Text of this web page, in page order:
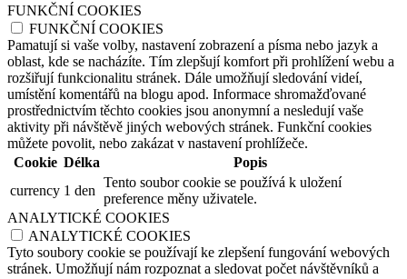
FUNKČNÍ COOKIES
FUNKČNÍ COOKIES
Pamatují si vaše volby, nastavení zobrazení a písma nebo jazyk a
oblast, kde se nacházíte. Tím zlepšují komfort při prohlížení webu a
rozšiřují funkcionalitu stránek. Dále umožňují sledování videí,
umístění komentářů na blogu apod. Informace shromažďované
prostřednictvím těchto cookies jsou anonymní a nesledují vaše
aktivity při návštěvě jiných webových stránek. Funkční cookies
můžete povolit, nebo zakázat v nastavení prohlížeče.
Cookie Délka
Popis
currency 1 den
Tento soubor cookie se používá k uložení
preference měny uživatele.
ANALYTICKÉ COOKIES
ANALYTICKÉ COOKIES
Tyto soubory cookie se používají ke zlepšení fungování webových
stránek. Umožňují nám rozpoznat a sledovat počet návštěvníků a